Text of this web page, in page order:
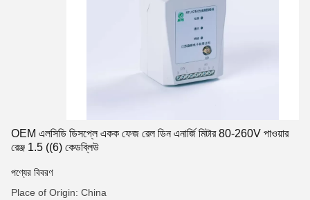
OEM এলসিডি ডিসপ্লে একক ফেজ রেল ডিন এনার্জি মিটার 80-260V পাওয়ার
রেঞ্জ 1.5 ((6) কেডব্লিউ
পণ্যের বিবরণ
Place of Origin: China